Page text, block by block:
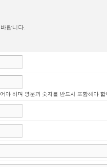
.
경 등의 경우에는 장차 체결되는 계약
서비스의 내용을 재화의 품절 또는
이 있는 경우에는 그러하지 아니합니다.
해 활용합니다.
공에 따른 요금정산 콘텐츠 제공
경우, 보유 및 이용기간이 종료한 경우
보존하므로, 필요 시 작성 했던 글은 직
여 작성했던 글 등에 포함된 정보(성명
지.
랍니다.
야 하며 영문과 숫자를 반드시 포함해야 합